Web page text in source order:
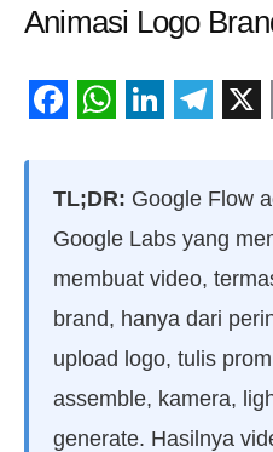
Animasi Logo
TL;DR: Google Flow
Google Labs yang
membuat video,
brand, hanya dari
upload logo, tulis
assemble, kamera,
generate. Hasilnya